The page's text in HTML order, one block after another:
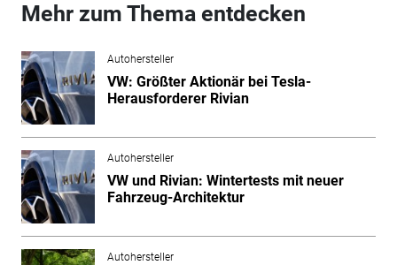
Mehr zum Thema entdecken
Autohersteller
VW: Größter Aktionär bei Tesla-
Herausforderer Rivian
Autohersteller
VW und Rivian: Wintertests mit neuer
Fahrzeug-Architektur
Autohersteller